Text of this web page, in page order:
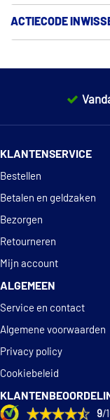
GARANTIE EN
SERVICE EN
OVER ONS
ACTIECODE
KLANTENSERVICE
Bestellen
Betalen en geldzaken
Bezorgen
Retourneren
Mijn account
ALGEMEEN
Service en contact
Algemene voorwaarden
Privacy policy
Cookiebeleid
9/